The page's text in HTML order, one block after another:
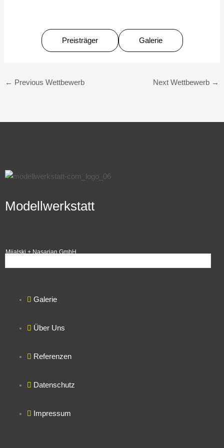
Preisträger Galerie
← Previous Wettbewerb Next Wettbewerb →
Modellwerkstatt
Mijalski + Nasarian GmbH
Galerie
Über Uns
Referenzen
Datenschutz
Impressum